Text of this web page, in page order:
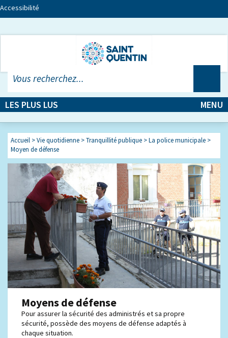
Accessibilité
LES PLUS LUS MENU
Accueil >Vie quotidienne >Tranquillité publique >La police municipale >
Moyen de défense
Moyens de défense
Pour assurer la sécurité des administrés et sa propre
sécurité, possède des moyens de défense adaptés à
chaque situation.